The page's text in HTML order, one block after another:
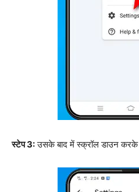
स्टेप 3:उसके बाद में स्क्रॉल डाउन करके